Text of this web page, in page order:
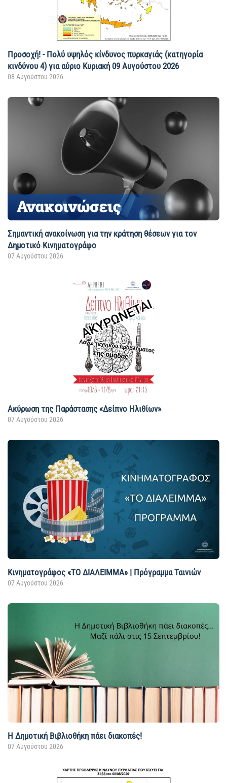
Προσοχή! - Πολύ υψηλός κίνδυνος πυρκαγιάς (κατηγορία
κινδύνου 4) για αύριο Κυριακή 09 Αυγούστου 2026
08 Αυγούστου 2026
Σημαντική ανακοίνωση για την κράτηση θέσεων για τον
Δημοτικό Κινηματογράφο
07 Αυγούστου 2026
Ακύρωση της Παράστασης «Δείπνο Ηλιθίων»
07 Αυγούστου 2026
Κινηματογράφος «ΤΟ ΔΙΑΛΕΙΜΜΑ» | Πρόγραμμα Ταινιών
07 Αυγούστου 2026
Η Δημοτική Βιβλιοθήκη πάει διακοπές!
07 Αυγούστου 2026